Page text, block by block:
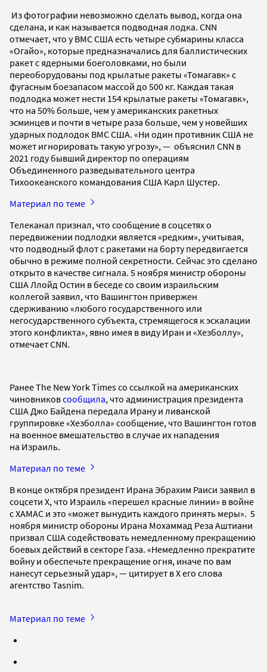
Из фотографии невозможно сделать вывод, когда она
сделана, и как называется подводная лодка. CNN
отмечает, что у ВМС США есть четыре субмарины класса
«Огайо», которые предназначались для баллистических
ракет с ядерными боеголовками, но были
переоборудованы под крылатые ракеты «Томагавк» с
фугасным боезапасом массой до 500 кг. Каждая такая
подлодка может нести 154 крылатые ракеты «Томагавк»,
что на 50% больше, чем у американских ракетных
эсминцев и почти в четыре раза больше, чем у новейших
ударных подлодок ВМС США. «Ни один противник США не
может игнорировать такую угрозу», — объяснил CNN в
2021 году бывший директор по операциям
Объединенного разведывательного центра
Тихоокеанского командования США Карл Шустер.
Материал по теме
Телеканал признал, что сообщение в соцсетях о
передвижении подлодки является «редким», учитывая,
что подводный флот с ракетами на борту передвигается
обычно в режиме полной секретности. Сейчас это сделано
открыто в качестве сигнала. 5 ноября министр обороны
США Ллойд Остин в беседе со своим израильским
коллегой заявил, что Вашингтон привержен
сдерживанию «любого государственного или
негосударственного субъекта, стремящегося к эскалации
этого конфликта», явно имея в виду Иран и «Хезболлу»,
отмечает CNN.
Ранее The New York Times со ссылкой на американских
чиновниковсообщила, что администрация президента
США Джо Байдена передала Ирану и ливанской
группировке «Хезболла» сообщение, что Вашингтон готов
на военное вмешательство в случае их нападения
на Израиль.
Материал по теме
В конце октября президент Ирана Эбрахим Раиси заявил в
соцсети X, что Израиль «перешел красные линии» в войне
с ХАМАС и это «может вынудить каждого принять меры». 5
ноября министр обороны Ирана Мохаммад Реза Аштиани
призвал США содействовать немедленному прекращению
боевых действий в секторе Газа. «Немедленно прекратите
войну и обеспечьте прекращение огня, иначе по вам
нанесут серьезный удар», — цитирует в X его слова
агентство Tasnim.
Материал по теме